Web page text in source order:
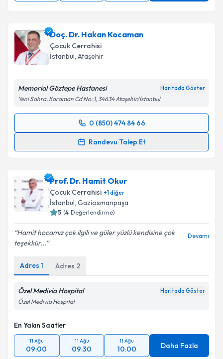
Doç. Dr. Hakan Kocaman
Çocuk Cerrahisi
İstanbul, Ataşehir
Memorial Göztepe Hastanesi Haritada Göster
Yeni Sahra, Karaman Cd No: 1, 34634 Ataşehir/İstanbul
0 (850) 474 84 66
Randevu Talep Et
Randevu Takvimi Talebi
takvim hazırlandığında e-posta ile bilgilendireceğiz.
E-posta Adresiniz
kapsamda işlenmesini kabul ediyorum.
Prof. Dr. Hamit Okur
Çocuk Cerrahisi +1diğer
İstanbul, Gaziosmanpaşa
5 (4 Değerlendirme)
Hamit hocamız çok ilgili ve güler yüzlü kendisine çok
teşekkür...
Devamı
Adres 1 Adres 2
Özel Medivia Hospital Haritada Göster
Özel Medivia Hospital
En Yakın Saatler
11 Ağu
09:00
11 Ağu
09:30
11 Ağu
10:00 Daha Fazla